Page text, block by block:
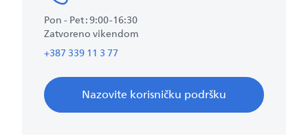
Pon - Pet : 9:00-16:30
Zatvoreno vikendom
+387 339 11 3 77
Nazovite korisničku podršku